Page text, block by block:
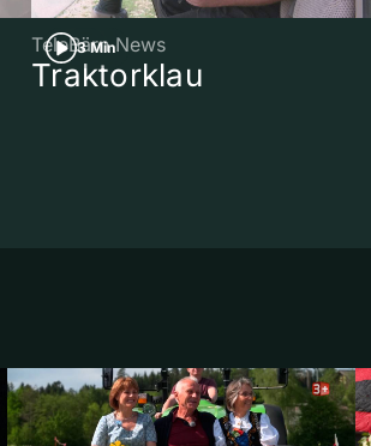
3 Min
TeleBärn News
Traktorklau